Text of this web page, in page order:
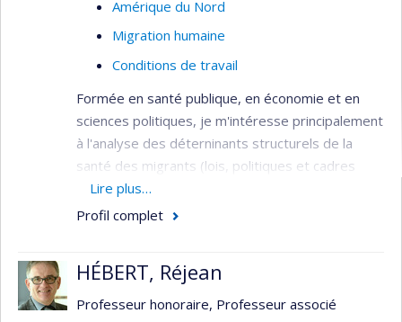
Amérique du Nord
Migration humaine
Conditions de travail
Formée en santé publique, en économie et en
sciences politiques, je m'intéresse principalement
à l'analyse des déterninants structurels de la
santé des migrants (lois, politiques et cadres
réglementaires, normes) qui façonnent les
déterminants intermédiaires de la santé
Mes projets actuels évaluent 1) l'expérience des
soins et services des personnes au statut
Lire plus…
Profil complet
HÉBERT, Réjean
Professeur honoraire, Professeur associé